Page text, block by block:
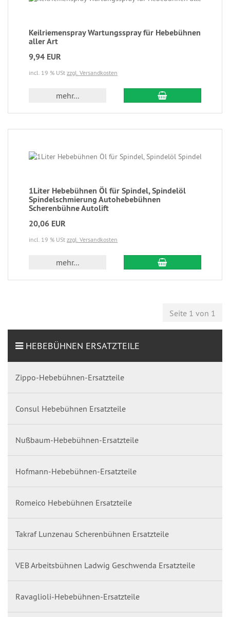
Keilriemenspray Wartungsspray für Hebebühnen
aller Art
9,94 EUR
incl. 19 % USt zzgl. Versandkosten
mehr...
1Liter Hebebühnen Öl für Spindel, Spindelöl
Spindelschmierung Autohebebühnen
Scherenbühne Autolift
20,06 EUR
incl. 19 % USt zzgl. Versandkosten
mehr...
Seite 1 von 1
HEBEBÜHNEN ERSATZTEILE
Zippo-Hebebühnen-Ersatzteile
Consul Hebebühnen Ersatzteile
Nußbaum-Hebebühnen-Ersatzteile
Hofmann-Hebebühnen-Ersatzteile
Romeico Hebebühnen Ersatzteile
Takraf Lunzenau Scherenbühnen Ersatzteile
VEB Arbeitsbühnen Ladwig Geschwenda Ersatzteile
Ravaglioli-Hebebühnen-Ersatzteile